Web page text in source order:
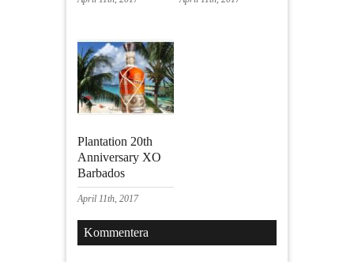
Plantation 20th
Anniversary XO
Barbados
April 11th, 2017
Kommentera